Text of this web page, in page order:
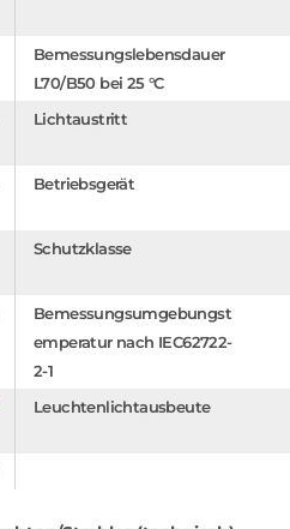
Bemessungslebensdauer
L70/B50 bei 25 °C
Lichtaustritt
Betriebsgerät
Schutzklasse
Bemessungsumgebungst
emperatur nach IEC62722-
2-1
Leuchtenlichtausbeute